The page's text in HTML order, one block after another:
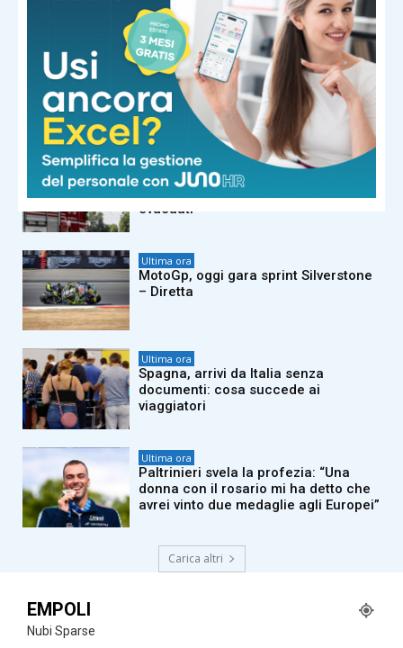
51enne
Ultima ora
Ceccon torna a Parigi due anni dopo
l’oro olimpico (e le dormite sui prati):
“Stavolta stanza ok”
Ultima ora
Roma, in fiamme cabina elettrica nel
reparto dialisi del Gemelli: pazienti
evacuati
Ultima ora
MotoGp, oggi gara sprint Silverstone
– Diretta
Ultima ora
Spagna, arrivi da Italia senza
documenti: cosa succede ai
viaggiatori
Ultima ora
Paltrinieri svela la profezia: “Una
donna con il rosario mi ha detto che
avrei vinto due medaglie agli Europei”
Carica altri
EMPOLI
Nubi Sparse